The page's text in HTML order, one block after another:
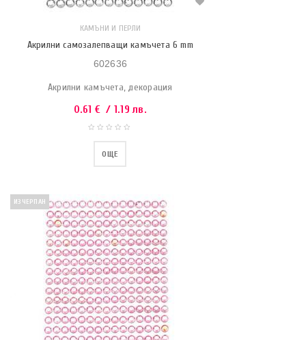
КАМЪНИ И ПЕРЛИ
Акрилни самозалепващи камъчета 6 mm
602636
Акрилни камъчета, декорация
0.61 € / 1.19 лв.
ОЩЕ
ИЗЧЕРПАН